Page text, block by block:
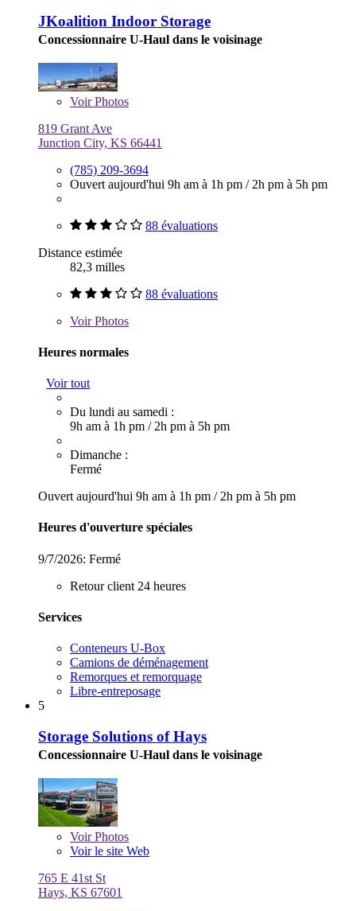
JKoalition Indoor Storage
Concessionnaire U-Haul dans le voisinage
VoirPhotos
819 Grant Ave
Junction City, KS 66441
(785) 209-3694
Ouvert aujourd'hui 9h am à 1h pm / 2h pm à 5h pm
88 évaluations
Distance estimée
82,3 milles
88 évaluations
VoirPhotos
Heures normales
Voir tout
Du lundi au samedi :
9h am à 1h pm / 2h pm à 5h pm
Dimanche :
Fermé
Ouvert aujourd'hui 9h am à 1h pm / 2h pm à 5h pm
Heures d'ouverture spéciales
9/7/2026: Fermé
Retour client 24 heures
Services
Conteneurs U-Box
Camions de déménagement
Remorques et remorquage
Libre-entreposage
5
Storage Solutions of Hays
Concessionnaire U-Haul dans le voisinage
VoirPhotos
Voir le site Web
765 E 41st St
Hays, KS 67601